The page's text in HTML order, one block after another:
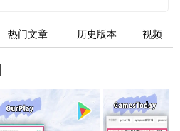
热门文章 历史版本 视频